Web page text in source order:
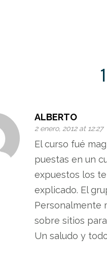
ALBERTO
2 enero, 2012 at 12:27
El curso fué
puestas en un
expuestos los
explicado. El
Personalmente
sobre sitios
Un saludo y